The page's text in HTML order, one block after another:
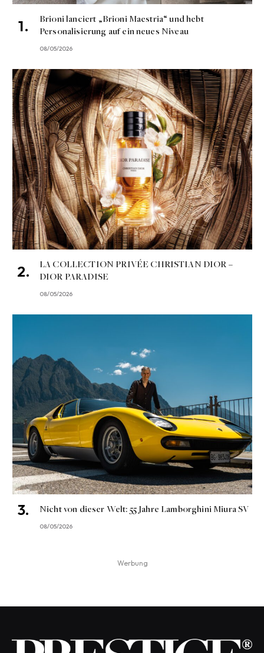
Brioni lanciert „Brioni Maestria“ und hebt
Personalisierung auf ein neues Niveau
08/05/2026
LA COLLECTION PRIVÉE CHRISTIAN DIOR –
DIOR PARADISE
08/05/2026
Nicht von dieser Welt: 55 Jahre Lamborghini Miura SV
08/05/2026
Werbung